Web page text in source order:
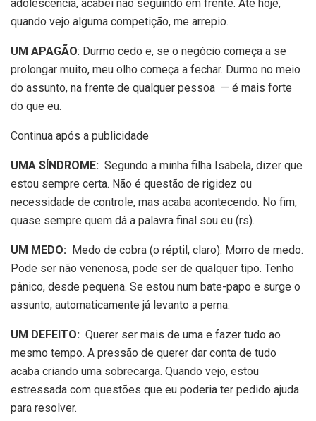
adolescência, acabei não seguindo em frente. Até hoje,
quando vejo alguma competição, me arrepio.
UM APAGÃO: Durmo cedo e, se o negócio começa a se
prolongar muito, meu olho começa a fechar. Durmo no meio
do assunto, na frente de qualquer pessoa — é mais forte
do que eu.
Continua após a publicidade
UMA SÍNDROME: Segundo a minha filha Isabela, dizer que
estou sempre certa. Não é questão de rigidez ou
necessidade de controle, mas acaba acontecendo. No fim,
quase sempre quem dá a palavra final sou eu (rs).
UM MEDO: Medo de cobra (o réptil, claro). Morro de medo.
Pode ser não venenosa, pode ser de qualquer tipo. Tenho
pânico, desde pequena. Se estou num bate-papo e surge o
assunto, automaticamente já levanto a perna.
UM DEFEITO: Querer ser mais de uma e fazer tudo ao
mesmo tempo. A pressão de querer dar conta de tudo
acaba criando uma sobrecarga. Quando vejo, estou
estressada com questões que eu poderia ter pedido ajuda
para resolver.